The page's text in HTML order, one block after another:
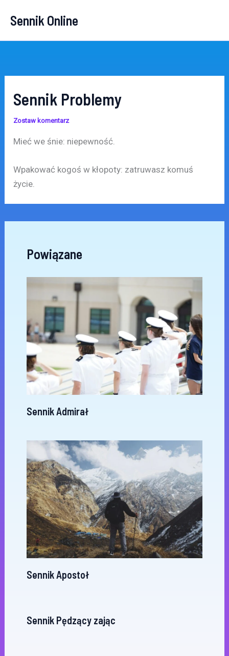
Sennik Online
Sennik Problemy
Zostaw komentarz
Mieć we śnie: niepewność.
Wpakować kogoś w kłopoty: zatruwasz komuś
życie.
Powiązane
Sennik Admirał
Sennik Apostoł
Sennik Pędzący zając